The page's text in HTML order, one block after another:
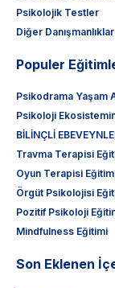
Psikolojik Testler
Diğer Danışmanlıklar
Populer
Psikodrama Yaşam
Psikoloji
BİLİNÇLİ
Travma Terapisi
Oyun Terapisi
Örgüt Psikolojisi
Pozitif Psikoloji
Mindfulness Eğitimi
Son Eklenen